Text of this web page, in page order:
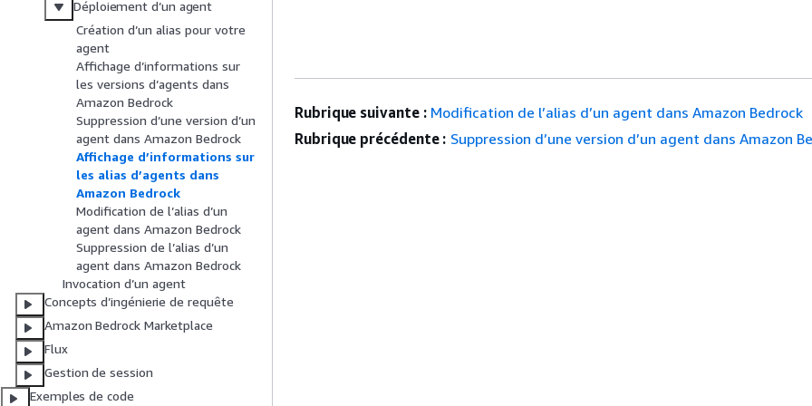
Déploiement d’un agent
Création d’un alias pour votre
agent
Affichage d’informations sur
les versions d’agents dans
Amazon Bedrock
Suppression d’une version d’un
agent dans Amazon Bedrock
Affichage d’informations sur
les alias d’agents dans
Amazon Bedrock
Modification de l’alias d’un
agent dans Amazon Bedrock
Suppression de l’alias d’un
agent dans Amazon Bedrock
Invocation d’un agent
Concepts d’ingénierie de requête
Amazon Bedrock Marketplace
Flux
Gestion de session
Exemples de code
Rubrique suivante : Modification de l’alias d’un agent dans Amazon Bedrock
Rubrique précédente : Suppression d’une version d’un agent dans Amazon